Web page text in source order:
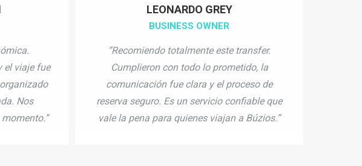
el viaje fue
Nos
LEONARDO GREY
BUSINESS OWNER
“Recomiendo totalmente este transfer.
Cumplieron con todo lo prometido, la
comunicación fue clara y el proceso de
reserva seguro. Es un servicio confiable que
vale la pena para quienes viajan a Búzios.”